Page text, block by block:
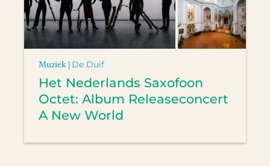
Muziek | De Duif
Het Nederlands Saxofoon
Octet: Album Releaseconcert
A New World